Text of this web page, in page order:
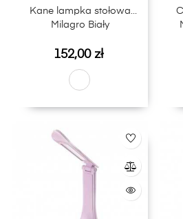
Kane lampka stołowa
Milagro Biały
Cena
152,00 zł